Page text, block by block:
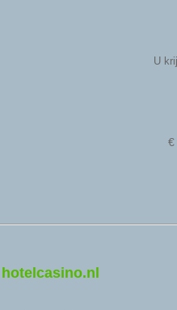
U
€
hotelcasino.nl